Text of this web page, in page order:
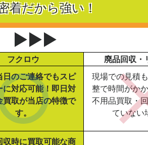
着だから強い！
▶▶▶
フクロウ 廃品回収・
日のご連絡でもスピ
に対応可能！即日対
買取が当店の特徴で
す。
現場での見積
整で時間がか
不用品買取・
ていない
収時に買取可能な商